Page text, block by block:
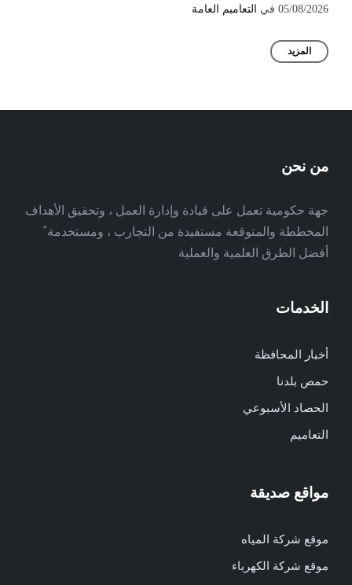
05/08/2026 في التعاميم العامة
المزيد
من نحن
جهة حكومية تعمل على قيادة وإدارة العمل ، وتحقيق الأهداف
المخططة والمتوقعة مستفيدة من التجارب ، ومستخدمة ً
أفضل الطرق العلمية والعملية
الخدمات
أخبار المحافظة
حمص بلدنا
الحصاد الأسبوعي
التعاميم
مواقع صديقة
موقع شركة المياه
موقع شركة الكهرباء